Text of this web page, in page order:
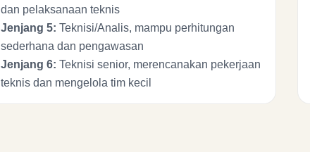
dan pelaksanaan teknis
Jenjang 5: Teknisi/Analis, mampu perhitungan
sederhana dan pengawasan
Jenjang 6: Teknisi senior, merencanakan pekerjaan
teknis dan mengelola tim kecil